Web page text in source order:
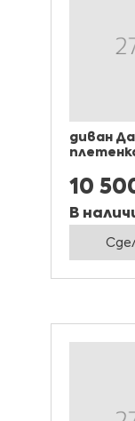
диван
10
В